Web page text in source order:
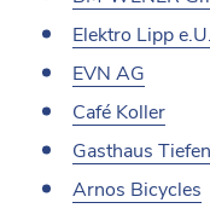
Elektro Lipp e.U.
EVN AG
Café Koller
Gasthaus
Arnos Bicycles